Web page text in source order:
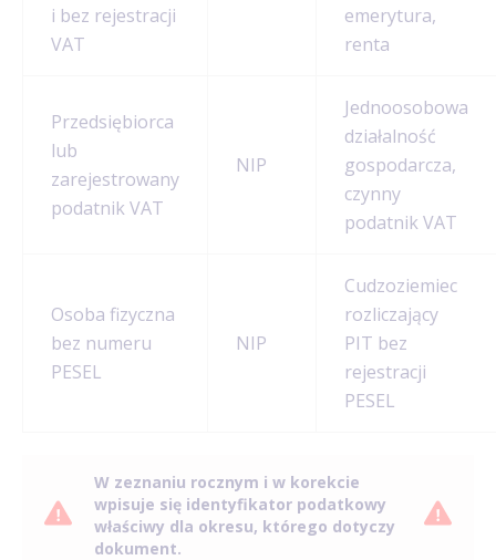
i bez rejestracji
VAT
emerytura,
renta
Przedsiębiorca
lub
zarejestrowany
podatnik VAT
NIP
Jednoosobowa
działalność
gospodarcza,
czynny
podatnik VAT
Osoba fizyczna
bez numeru
PESEL
NIP
Cudzoziemiec
rozliczający
PIT bez
rejestracji
PESEL
W zeznaniu rocznym i w korekcie
wpisuje się identyfikator podatkowy
właściwy dla okresu, którego dotyczy
dokument.